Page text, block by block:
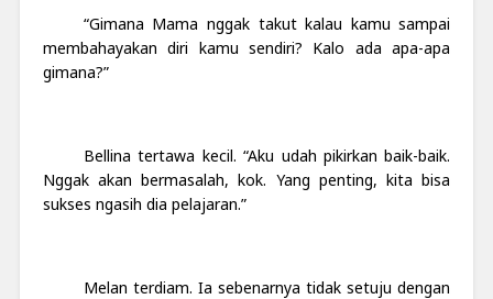
“Gimana Mama nggak takut kalau kamu sampai
membahayakan diri kamu sendiri? Kalo ada apa-apa
gimana?”
Bellina tertawa kecil. “Aku udah pikirkan baik-baik.
Nggak akan bermasalah, kok. Yang penting, kita bisa
sukses ngasih dia pelajaran.”
Melan terdiam. Ia sebenarnya tidak setuju dengan